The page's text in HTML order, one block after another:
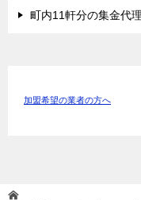
町内11軒分の集金代
加盟希望の業者の方へ